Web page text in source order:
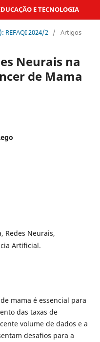
E TECNOLOGIA
REFAQI 2024/2 / Artigos
Neurais na
de Mama
Redes Neurais,
Artificial.
mama é essencial para
das taxas de
volume de dados e a
desafios para a